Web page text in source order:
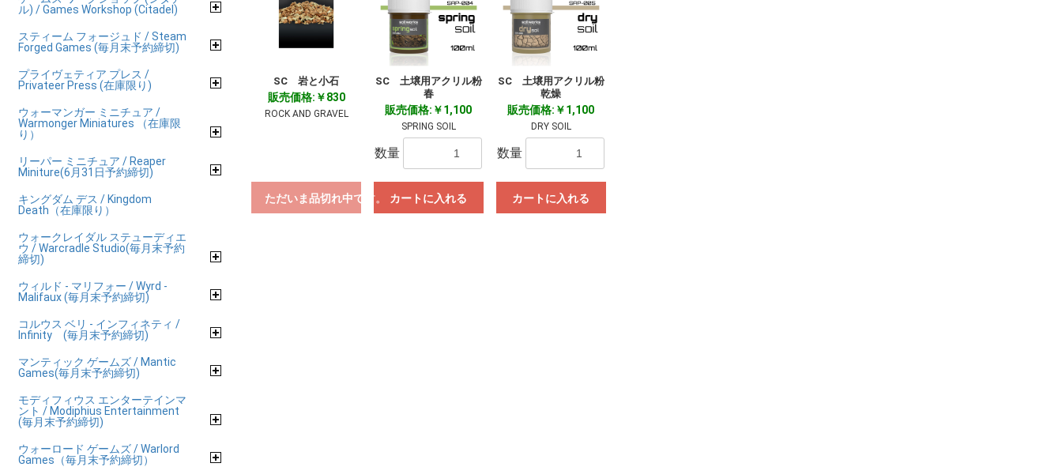
ル) / Games Workshop (Citadel)
スティーム フォージュド / Steam
Forged Games (毎月末予約締切)
プライヴェティア プレス /
Privateer Press (在庫限り)
ウォーマンガー ミニチュア /
Warmonger Miniatures （在庫限
り）
リーパー ミニチュア / Reaper
Miniture(6月31日予約締切)
キングダム デス / Kingdom
Death（在庫限り）
ウォークレイダル ステューディエ
ウ / Warcradle Studio(毎月末予約
締切)
ウィルド - マリフォー / Wyrd -
Malifaux (毎月末予約締切)
コルウス ベリ - インフィネティ /
Infinity (毎月末予約締切)
マンティック ゲームズ / Mantic
Games(毎月末予約締切)
モディフィウス エンターテインマ
ント / Modiphius Entertainment
(毎月末予約締切)
ウォーロード ゲームズ / Warlord
Games（毎月末予約締切）
SC 岩と小石
販売価格:￥830
ROCK AND GRAVEL
ただいま品切れ中です。
SC 土壌用アクリル粉
春
販売価格:￥1,100
SPRING SOIL
数量
カートに入れる
SC 土壌用アクリル粉
乾燥
販売価格:￥1,100
DRY SOIL
数量
カートに入れる